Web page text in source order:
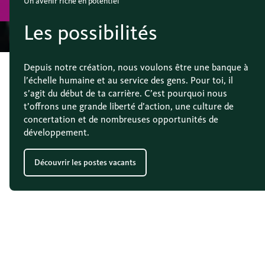
Les possibilités
Depuis notre création, nous voulons être une banque à
l’échelle humaine et au service des gens. Pour toi, il
s’agit du début de ta carrière. C’est pourquoi nous
t’offrons une grande liberté d’action, une culture de
concertation et de nombreuses opportunités de
développement.
Découvrir les postes vacants